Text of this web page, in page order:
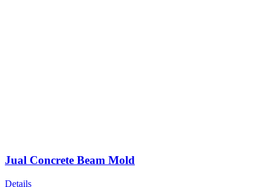
Jual Concrete Beam Mold
Details